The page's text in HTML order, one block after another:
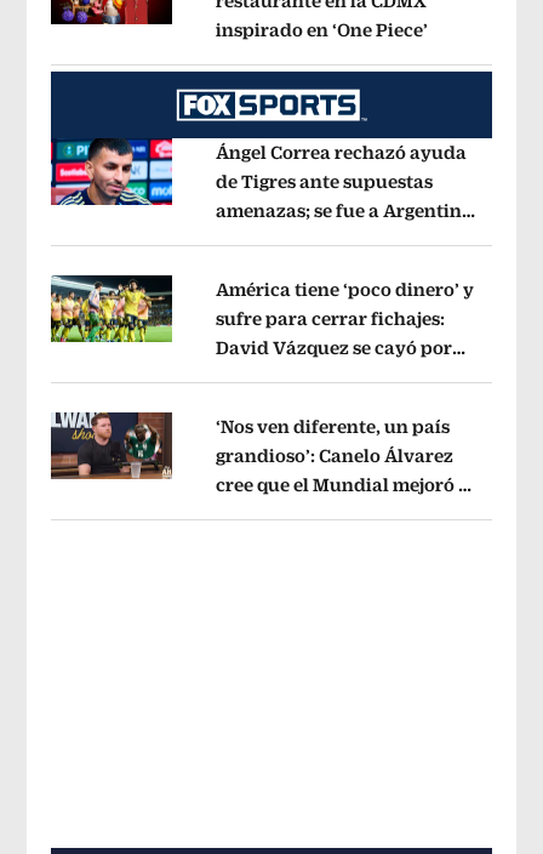
Opens in new windowinspirado en ‘One Piece’
Opens in new window
Ángel Correa rechazó ayuda
de Tigres ante supuestas
amenazas; se fue a Argentina
Opens in new window
América tiene ‘poco dinero’ y
sufre para cerrar fichajes:
David Vázquez se cayó por
Opens in new window
‘Nos ven diferente, un país
grandioso’: Canelo Álvarez
cree que el Mundial mejoró la